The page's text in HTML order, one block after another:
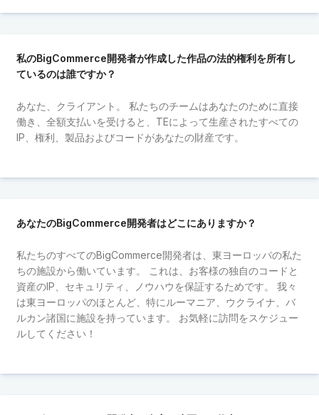
私のBigCommerce開発者が作成した作品の法的権利を所有し
ているのは誰ですか？
あなた、クライアント。 私たちのチームはあなたのために直接
働き、全額支払いを受けると、TEによって生産されたすべての
IP、権利、製品およびコードがあなたの財産です。
あなたのBigCommerce開発者はどこにありますか？
私たちのすべてのBigCommerce開発者は、東ヨーロッパの私た
ちの施設から働いています。 これは、お客様の独自のコードと
資産のIP、セキュリティ、ノウハウを保証するためです。 我々
は東ヨーロッパのほとんど、特にルーマニア、ウクライナ、バ
ルカン諸国に施設を持っています。 お気軽に訪問をスケジュー
ルしてください！